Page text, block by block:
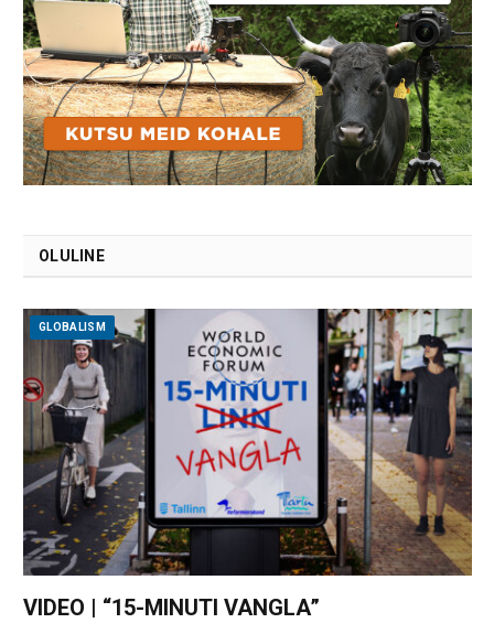
OLULINE
GLOBALISM
VIDEO | “15-MINUTI VANGLA”